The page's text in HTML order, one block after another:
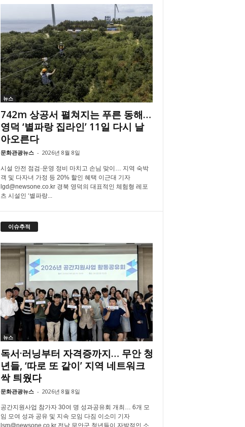
뉴스
742m 상공서 펼쳐지는 푸른 동해…
영덕 ‘별파랑 집라인’ 11일 다시 날
아오른다
문화관광뉴스 - 2026년 8월 8일
시설 안전 점검·운영 정비 마치고 손님 맞이… 지역 숙박
객 및 다자녀 가정 등 20% 할인 혜택 이근대 기자
lgd@newsone.co.kr 경북 영덕의 대표적인 체험형 레포
츠 시설인 ‘별파랑...
이슈추적
뉴스
독서·러닝부터 자격증까지… 무안 청
년들, ‘따로 또 같이’ 지역 네트워크
싹 틔웠다
문화관광뉴스 - 2026년 8월 8일
공간지원사업 참가자 30여 명 성과공유회 개최… 6개 모
임 모여 성과 공유 및 지속 모임 다짐 이소미 기자
lsm@newsone.co.kr 전남 무안군 청년들이 자발적인 소